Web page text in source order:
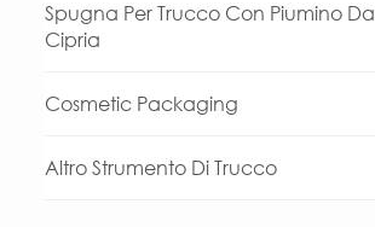
Spugna Per Trucco Con Piumino Da
Cipria
Cosmetic Packaging
Altro Strumento Di Trucco